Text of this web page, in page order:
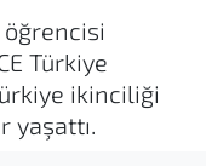
Türkiye
ikinciliği
yaşattı.